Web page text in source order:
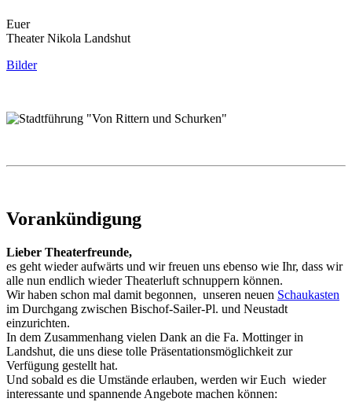
Euer
Theater Nikola Landshut
Bilder
Vorankündigung
Lieber Theaterfreunde,
es geht wieder aufwärts und wir freuen uns ebenso wie Ihr, dass wir
alle nun endlich wieder Theaterluft schnuppern können.
Wir haben schon mal damit begonnen, unseren neuen Schaukasten
im Durchgang zwischen Bischof-Sailer-Pl. und Neustadt
einzurichten.
In dem Zusammenhang vielen Dank an die Fa. Mottinger in
Landshut, die uns diese tolle Präsentationsmöglichkeit zur
Verfügung gestellt hat.
Und sobald es die Umstände erlauben, werden wir Euch wieder
interessante und spannende Angebote machen können: